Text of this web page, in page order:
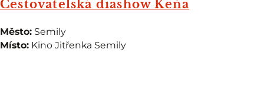
Cestovatelská diashow Keňa
Město: Semily
Místo: Kino Jitřenka Semily